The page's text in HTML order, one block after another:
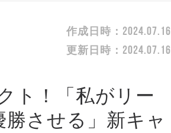
作成日時： 2024.07.16
更新日時： 2024.07.16
ト！「私がリー
させる」新キャ